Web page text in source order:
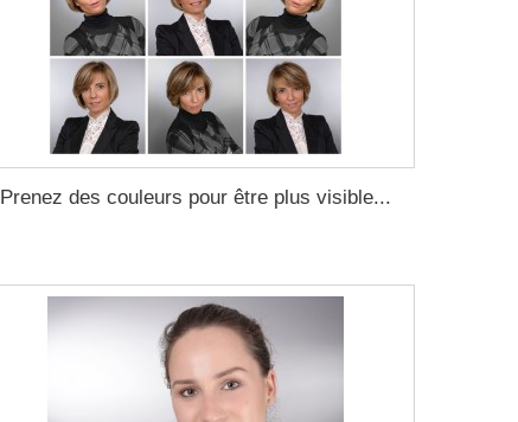
Prenez des couleurs pour être plus visible...